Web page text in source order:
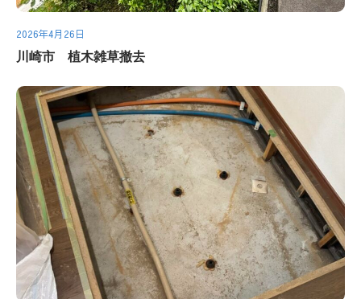
川崎市 植木雑草撤去
2026年4月26日